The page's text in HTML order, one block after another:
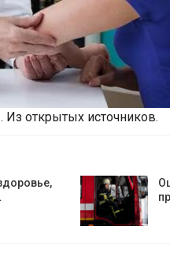
Из открытых источников.